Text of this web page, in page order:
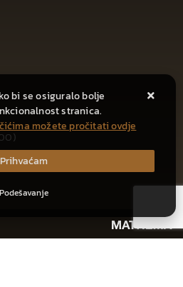
bi se osiguralo bolje
stranica.
možete pročitati ovdje
Prihvaćam
Podešavanje